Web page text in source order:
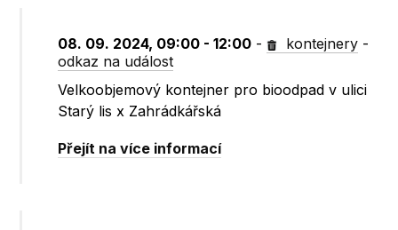
08. 09. 2024, 09:00 - 12:00 - kontejnery -
odkaz na událost
Velkoobjemový kontejner pro bioodpad v ulici
Starý lis x Zahrádkářská
Přejít na více informací